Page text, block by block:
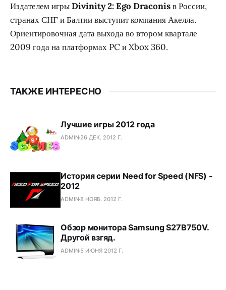
Издателем игрыDivinity 2: Ego Draconisв России,
странах СНГ и Балтии выступит компания Акелла.
Ориентировочная дата выхода во втором квартале
2009 года на платформах PC и Xbox 360.
ТАКЖЕ ИНТЕРЕСНО
Лучшие игры 2012 года
ADMIN 26 ДЕК. 2012 Г.
История серии Need for Speed (NFS) -
2012
ADMIN8 НОЯБ. 2012 Г.
Обзор монитора Samsung S27B750V.
Другой взгяд.
ADMIN 5 ИЮНЯ 2012 Г.